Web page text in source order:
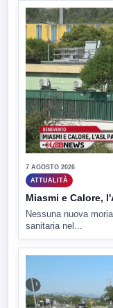
7 AGOSTO 2026
ATTUALITÀ
Miasmi e Calore,
Nessuna nuova
sanitaria nel...